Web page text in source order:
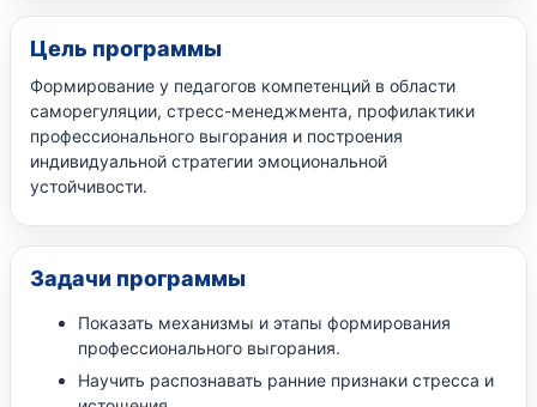
Цель программы
Формирование у педагогов компетенций в области
саморегуляции, стресс-менеджмента, профилактики
профессионального выгорания и построения
индивидуальной стратегии эмоциональной
устойчивости.
Задачи программы
Показать механизмы и этапы формирования
профессионального выгорания.
Научить распознавать ранние признаки стресса и